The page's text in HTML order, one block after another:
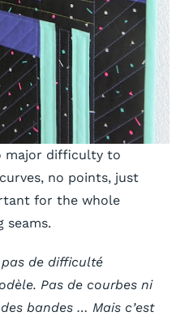
major difficulty to
no points, just
for the whole
seams.
pas de difficulté
Pas de courbes ni
bandes … Mais c’est